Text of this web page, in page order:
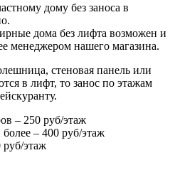
дому без заноса в
дома без лифта возможен и
менеджером нашего магазина.
стеновая панель или
в лифт, то занос по этажам
– 250 руб/этаж
– 400 руб/этаж
руб/этаж